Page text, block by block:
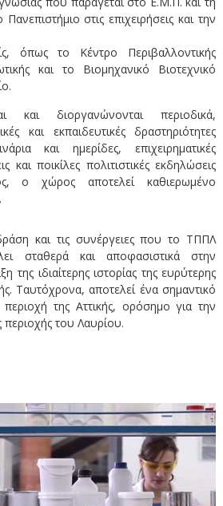
στις επιχειρήσεις και την
όπως το Κέντρο Περιβαλλοντικής
και το Βιομηχανικό Βιοτεχνικό
και διοργανώνονται περιοδικά,
και εκπαιδευτικές δραστηριότητες
και ημερίδες, επιχειρηματικές
και ποικίλες πολιτιστικές εκδηλώσεις
ο χώρος αποτελεί καθιερωμένο
και τις συνέργειες που το ΤΠΠΛ
σταθερά και αποφασιστικά στην
της ιδιαίτερης ιστορίας της ευρύτερης
Ταυτόχρονα, αποτελεί ένα σημαντικό
της Αττικής, ορόσημο για την
περιοχής του Λαυρίου.